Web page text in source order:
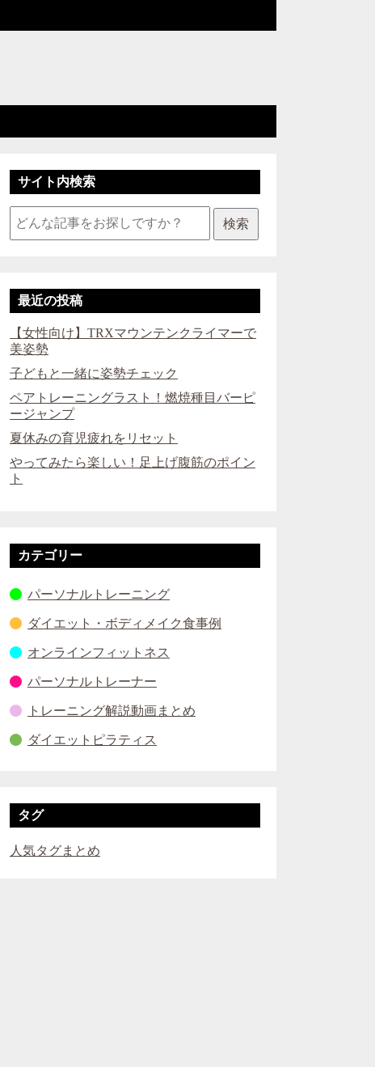
サイト内検索
検索
最近の投稿
【女性向け】TRXマウンテンクライマーで
美姿勢
子どもと一緒に姿勢チェック
ペアトレーニングラスト！燃焼種目バーピ
ージャンプ
夏休みの育児疲れをリセット
やってみたら楽しい！足上げ腹筋のポイン
ト
カテゴリー
パーソナルトレーニング
ダイエット・ボディメイク食事例
オンラインフィットネス
パーソナルトレーナー
トレーニング解説動画まとめ
ダイエットピラティス
タグ
人気タグまとめ